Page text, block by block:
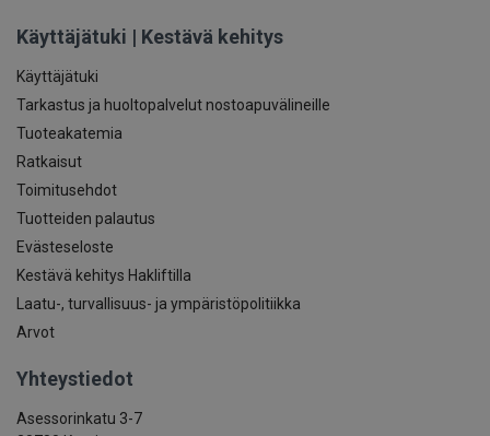
Käyttäjätuki | Kestävä kehitys
Käyttäjätuki
Tarkastus ja huoltopalvelut nostoapuvälineille
Tuoteakatemia
Ratkaisut
Toimitusehdot
Tuotteiden palautus
Evästeseloste
Kestävä kehitys Hakliftilla
Laatu-, turvallisuus- ja ympäristöpolitiikka
Arvot
Yhteystiedot
Asessorinkatu 3-7